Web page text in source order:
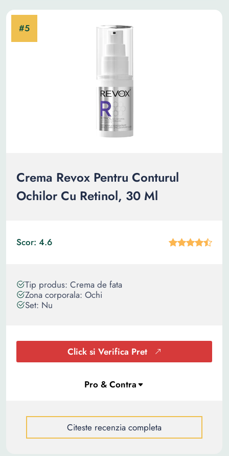
Crema Revox Pentru Conturul
Ochilor Cu Retinol, 30 Ml
Scor: 4.6
Tip produs: Crema de fata
Zona corporala: Ochi
Set: Nu
Click si Verifica Pret
Citeste recenzia completa